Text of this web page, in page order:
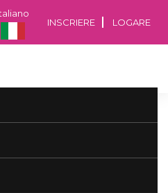
INSCRIERE LOGARE
M, 75 KG